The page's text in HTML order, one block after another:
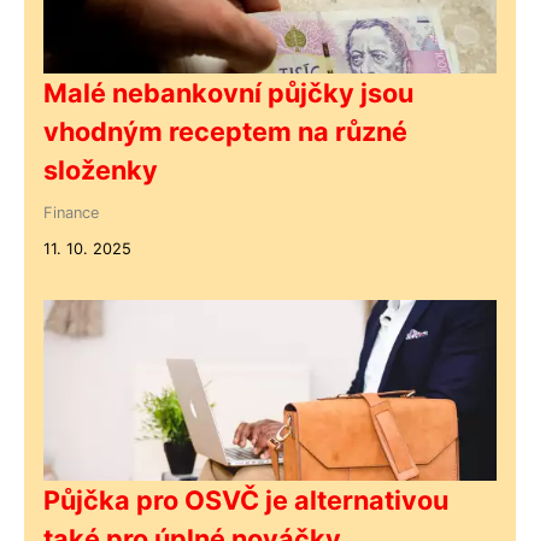
Malé nebankovní půjčky jsou
vhodným receptem na různé
složenky
Finance
11. 10. 2025
Půjčka pro OSVČ je alternativou